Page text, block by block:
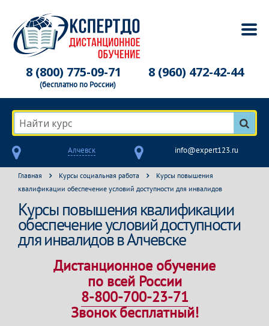
8 (800) 775-09-71
(бесплатно по России)
8 (960) 472-42-44
Найти курс
Алчевск info@expert123.ru
Главная Курсы социальная работа
Курсы повышения
квалификации обеспечение условий доступности для инвалидов
Курсы повышения квалификации
обеспечение условий доступности
для инвалидов в Алчевске
Дистанционное обучение
по всей России
8-800-700-23-71
Звонок бесплатный!